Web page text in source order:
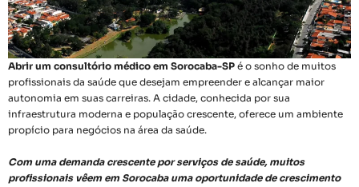
Abrir um consultório médico em Sorocaba-SP é o sonho de muitos
profissionais da saúde que desejam empreender e alcançar maior
autonomia em suas carreiras. A cidade, conhecida por sua
infraestrutura moderna e população crescente, oferece um ambiente
propício para negócios na área da saúde.
Com uma demanda crescente por serviços de saúde, muitos
profissionais vêem em Sorocaba uma oportunidade de crescimento